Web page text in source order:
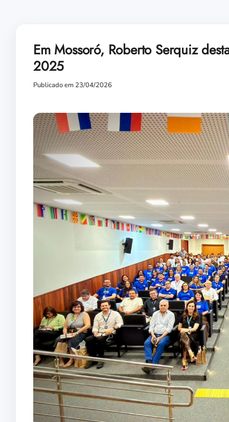
Em Mossoró, Roberto Serquiz
2025
Publicado em 23/04/2026